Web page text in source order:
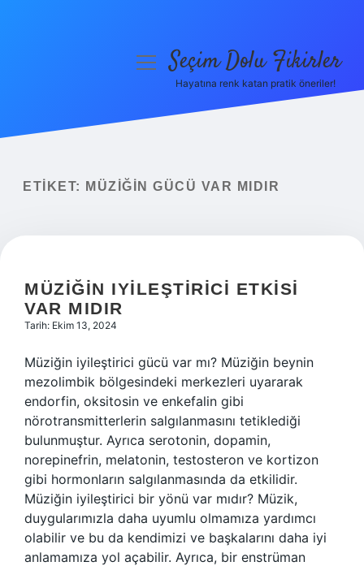
Yasal Uyarı
menüyüSeçim Dolu Fikirler
Hayatına renk katan pratik öneriler!
ETIKET: MÜZIĞIN GÜCÜ VAR MIDIR
MÜZIĞIN IYILEŞTIRICI ETKISI
VAR MIDIR
Tarih: Ekim 13, 2024
Müziğin iyileştirici gücü var mı? Müziğin beynin
mezolimbik bölgesindeki merkezleri uyararak
endorfin, oksitosin ve enkefalin gibi
nörotransmitterlerin salgılanmasını tetiklediği
bulunmuştur. Ayrıca serotonin, dopamin,
norepinefrin, melatonin, testosteron ve kortizon
gibi hormonların salgılanmasında da etkilidir.
Müziğin iyileştirici bir yönü var mıdır? Müzik,
duygularımızla daha uyumlu olmamıza yardımcı
olabilir ve bu da kendimizi ve başkalarını daha iyi
anlamamıza yol açabilir. Ayrıca, bir enstrüman